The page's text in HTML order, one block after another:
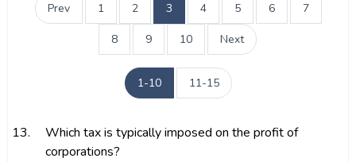
Prev 1 2 3 4 5 6 7
8 9 10 Next
1-10 11-15
13.
Which tax is typically imposed on the profit of
corporations?